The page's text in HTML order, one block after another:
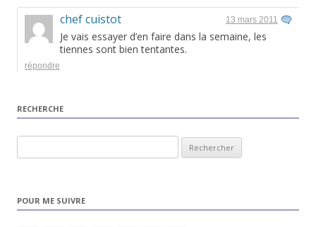
chef cuistot 13 mars 2011
Je vais essayer d’en faire dans la semaine, les
tiennes sont bien tentantes.
répondre
RECHERCHE
POUR ME SUIVRE